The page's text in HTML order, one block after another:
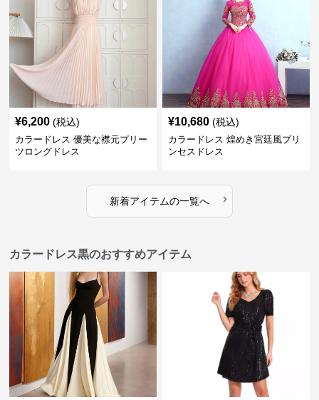
¥6,200 (税込)
カラードレス 優美な襟元プリー
ツロングドレス
¥10,680 (税込)
カラードレス 煌めき宮廷風プリ
ンセスドレス
新着アイテムの一覧へ ›
カラードレス黒のおすすめアイテム